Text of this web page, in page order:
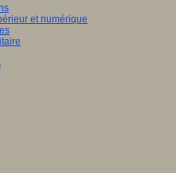
et numérique